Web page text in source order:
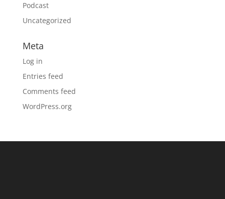
Podcast
Uncategorized
Meta
Log in
Entries feed
Comments feed
WordPress.org